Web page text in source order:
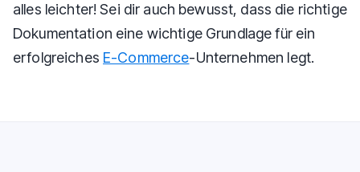
alles leichter! Sei dir auch bewusst, dass die richtige
Dokumentation eine wichtige Grundlage für ein
erfolgreiches E-Commerce-Unternehmen legt.